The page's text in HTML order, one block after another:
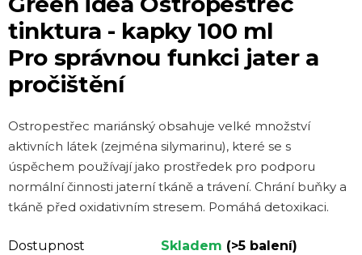
tinktura - kapky 100 ml
Pro správnou funkci jater a
pročištění
produktu
je
0,0
z 5
Ostropestřec mariánský obsahuje velké množství
aktivních látek (zejména silymarinu), které se s
úspěchem používají jako prostředek pro podporu
normální činnosti jaterní tkáně a trávení. Chrání buňky a
tkáně před oxidativním stresem. Pomáhá detoxikaci.
Dostupnost Skladem (>5 balení)